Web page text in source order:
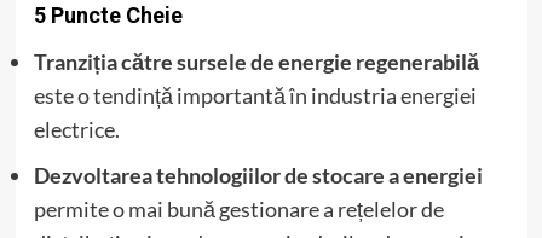
5 Puncte Cheie
Tranziția către sursele de energie regenerabilă
este o tendință importantă în industria energiei
electrice.
Dezvoltarea tehnologiilor de stocare a energiei
permite o mai bună gestionare a rețelelor de